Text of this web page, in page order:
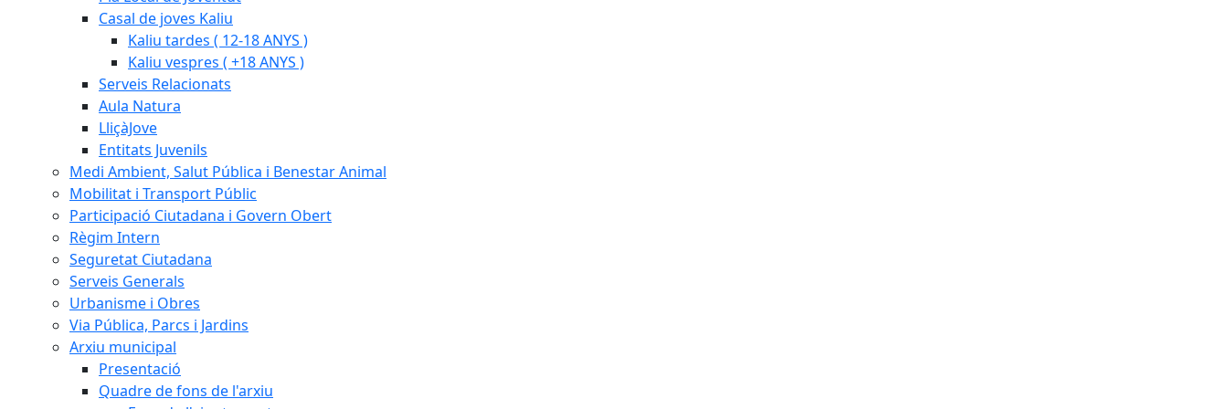
Casal de joves Kaliu
Kaliu tardes ( 12-18 ANYS )
Kaliu vespres ( +18 ANYS )
Serveis Relacionats
Aula Natura
LliçàJove
Entitats Juvenils
Medi Ambient, Salut Pública i Benestar Animal
Mobilitat i Transport Públic
Participació Ciutadana i Govern Obert
Règim Intern
Seguretat Ciutadana
Serveis Generals
Urbanisme i Obres
Via Pública, Parcs i Jardins
Arxiu municipal
Presentació
Quadre de fons de l'arxiu